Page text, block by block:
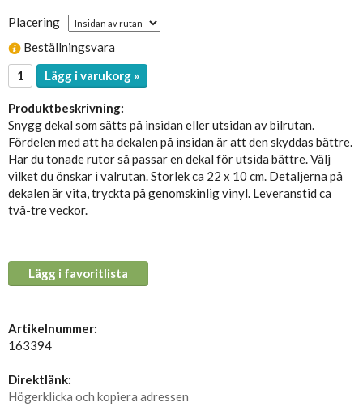
Placering
Beställningsvara
Lägg i varukorg »
Produktbeskrivning:
Snygg dekal som sätts på insidan eller utsidan av bilrutan.
Fördelen med att ha dekalen på insidan är att den skyddas bättre.
Har du tonade rutor så passar en dekal för utsida bättre. Välj
vilket du önskar i valrutan. Storlek ca 22 x 10 cm. Detaljerna på
dekalen är vita, tryckta på genomskinlig vinyl. Leveranstid ca
två-tre veckor.
Lägg i favoritlista
Artikelnummer:
163394
Direktlänk:
Högerklicka och kopiera adressen